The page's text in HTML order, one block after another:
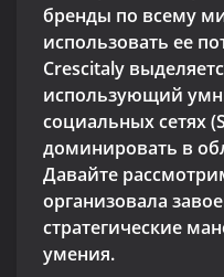
бренды по всему
использовать ее
Crescitaly
использующий
социальных сетях
доминировать в
Давайте
организовала
стратегические
умения.